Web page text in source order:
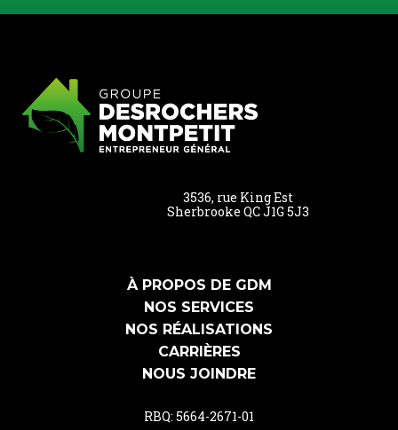
3536, rue King Est
Sherbrooke QC J1G 5J3
À PROPOS DE GDM
NOS SERVICES
NOS RÉALISATIONS
CARRIÈRES
NOUS JOINDRE
RBQ: 5664-2671-01